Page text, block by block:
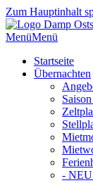
Zum Hauptinhalt
MenüMenü
Startseite
Übernachten
- NEU